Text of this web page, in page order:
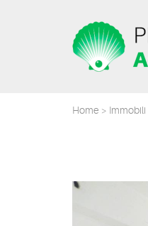
Home > Immobili